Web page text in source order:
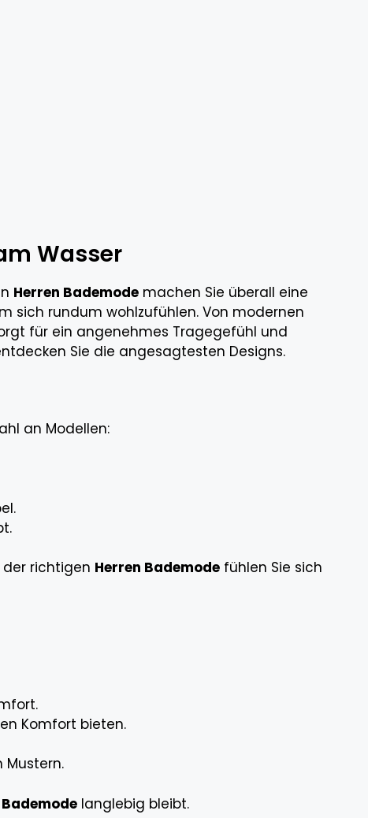
Wasser
Herren Bademode machen Sie überall eine
sich rundum wohlzufühlen. Von modernen
für ein angenehmes Tragegefühl und
Sie die angesagtesten Designs.
an Modellen:
richtigen Herren Bademode fühlen Sie sich
Komfort bieten.
Mustern.
langlebig bleibt.